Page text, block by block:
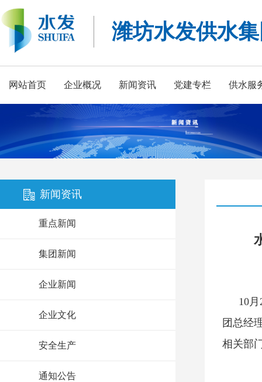
潍坊水发供水
网站首页 企业概况 新闻资讯 党建专栏 供水服
新闻资讯
重点新闻
集团新闻
企业新闻
企业文化
安全生产
通知公告
10
团总经
相关部